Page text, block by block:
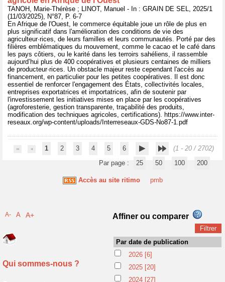
TANOH, Marie-Thérèse ; LINOT, Manuel - In : GRAIN DE SEL, 2025/1
(11/03/2025), N°87, P. 6-7
En Afrique de l'Ouest, le commerce équitable joue un rôle de plus en
plus significatif dans l'amélioration des conditions de vie des
agriculteur·rices, de leurs familles et leurs communautés. Porté par des
filières emblématiques du mouvement, comme le cacao et le café dans
les pays côtiers, ou le karité dans les terroirs sahéliens, il rassemble
aujourd’hui plus de 400 coopératives et plusieurs centaines de milliers
de producteur·rices. Un obstacle majeur reste cependant l'accès au
financement, en particulier pour les petites coopératives. Il est donc
essentiel de renforcer l'engagement des États, collectivités locales,
entreprises exportatrices et importatrices, afin de soutenir par
l'investissement les initiatives mises en place par les coopératives
(agroforesterie, gestion transparente, traçabilité des produits,
modification des techniques agricoles, certifications). https://www.inter-
reseaux.org/wp-content/uploads/Interreseaux-GDS-No87-1.pdf
1 2 3 4 5 6
(1 - 20 / 2702)
Par page :
25 50 100 200
Accès au site ritimo pmb
A- A A+
Qui sommes-nous ?
Affiner ou comparer
Par date de publication
2026 [6]
2025 [20]
2024 [27]